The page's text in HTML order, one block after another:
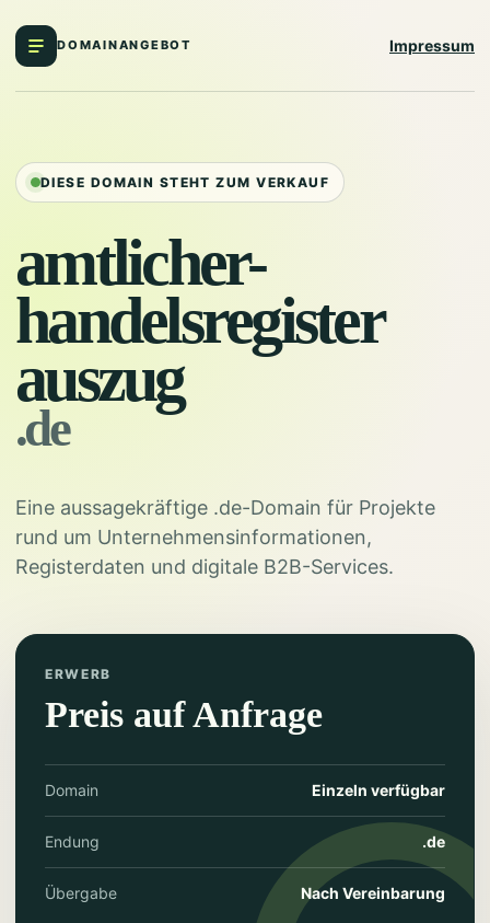
DOMAINANGEBOT Impressum
DIESE DOMAIN STEHT ZUM VERKAUF
amtlicher-
handelsregister
auszug
.de
Eine aussagekräftige .de-Domain für Projekte
rund um Unternehmensinformationen,
Registerdaten und digitale B2B-Services.
ERWERB
Preis auf Anfrage
Domain Einzeln verfügbar
Endung .de
Übergabe Nach Vereinbarung